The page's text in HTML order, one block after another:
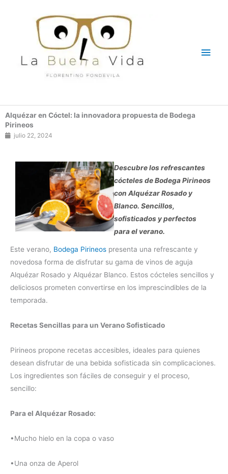
Alquézar en Cóctel: la innovadora propuesta de Bodega
Pirineos
julio 22, 2024
Descubre los refrescantes
cócteles de Bodega Pirineos
con Alquézar Rosado y
Blanco. Sencillos,
sofisticados y perfectos
para el verano.
Este verano, Bodega Pirineos presenta una refrescante y
novedosa forma de disfrutar su gama de vinos de aguja
Alquézar Rosado y Alquézar Blanco. Estos cócteles sencillos y
deliciosos prometen convertirse en los imprescindibles de la
temporada.
Recetas Sencillas para un Verano Sofisticado
Pirineos propone recetas accesibles, ideales para quienes
desean disfrutar de una bebida sofisticada sin complicaciones.
Los ingredientes son fáciles de conseguir y el proceso,
sencillo:
Para el Alquézar Rosado:
•Mucho hielo en la copa o vaso
•Una onza de Aperol